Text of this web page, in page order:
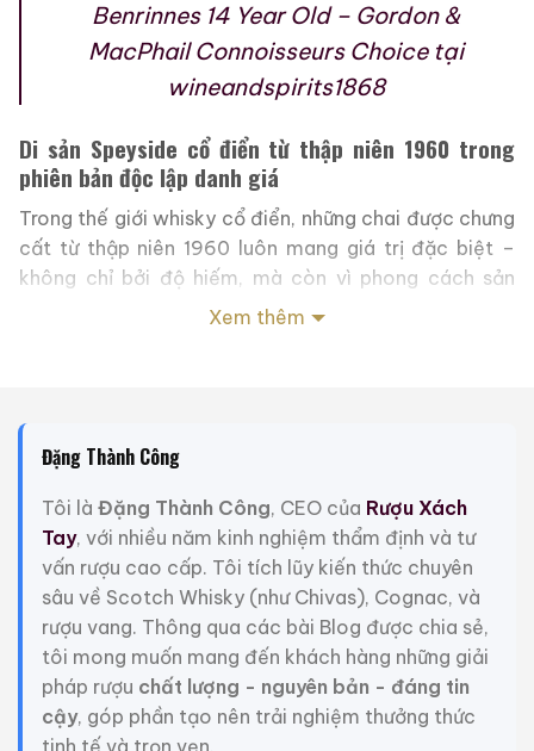
Benrinnes 14 Year Old – Gordon &
MacPhail Connoisseurs Choice tại
wineandspirits1868
Di sản Speyside cổ điển từ thập niên 1960 trong
phiên bản độc lập danh giá
Trong thế giới whisky cổ điển, những chai được chưng
cất từ thập niên 1960 luôn mang giá trị đặc biệt –
không chỉ bởi độ hiếm, mà còn vì phong cách sản
xuất đã thay đổi sâu sắc theo thời gian.
được chưng cất năm 1963, trưởng thành 14 năm và
đóng chai bởi Gordon & MacPhail trong dòng
Đây không đơn thuần là một chai whisky 14 năm tuổi.
Đây là một lát cắt của lịch sử ngành whisky Scotland
– nơi kỹ thuật chưng cất, nguyên liệu và phong cách
thùng ủ mang đậm dấu ấn truyền thống trước thời kỳ
công nghiệp hóa hiện đại.
Gordon & MacPhail – Di sản đóng chai độc lập từ
năm 1895
Xem thêm
Đặng Thành Công
Tôi là Đặng Thành Công, CEO của Rượu Xách
Tay, với nhiều năm kinh nghiệm thẩm định và tư
vấn rượu cao cấp. Tôi tích lũy kiến thức chuyên
sâu về Scotch Whisky (như Chivas), Cognac, và
rượu vang. Thông qua các bài Blog được chia sẻ,
tôi mong muốn mang đến khách hàng những giải
pháp rượu chất lượng - nguyên bản - đáng tin
cậy, góp phần tạo nên trải nghiệm thưởng thức